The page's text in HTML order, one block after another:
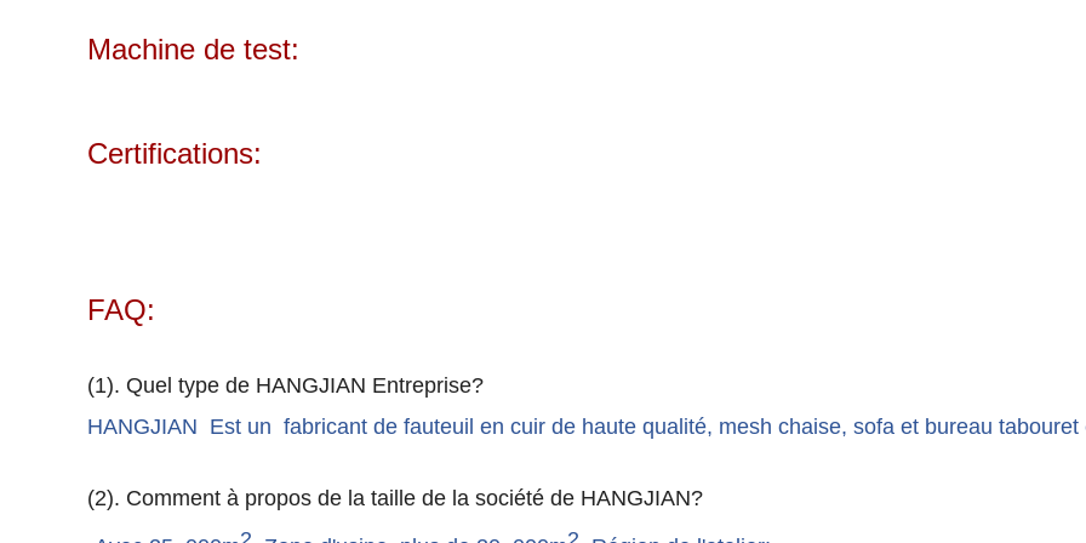
Machine de test:
Certifications:
FAQ:
(1). Quel type de HANGJIAN Entreprise?
HANGJIAN Est un fabricant de fauteuil en cuir de haute qualité, mesh chaise, sofa et bureau tabouret
(2). Comment à propos de la taille de la société de HANGJIAN?